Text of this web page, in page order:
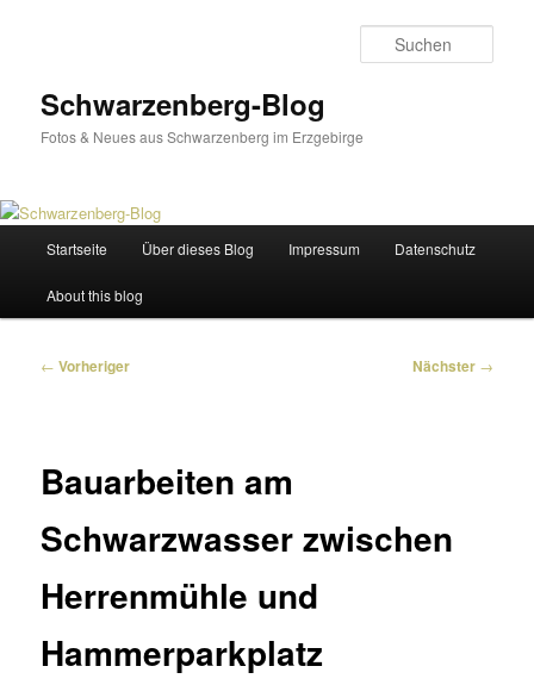
Schwarzenberg-Blog
Fotos & Neues aus Schwarzenberg im Erzgebirge
Startseite Über dieses Blog Impressum Datenschutz
About this blog
Beitragsnavigation
← Vorheriger Nächster →
Bauarbeiten am
Schwarzwasser zwischen
Herrenmühle und
Hammerparkplatz